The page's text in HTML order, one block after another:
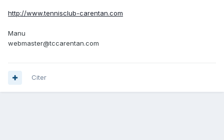
http://www.tennisclub-carentan.com
Manu
webmaster@tccarentan.com
Citer